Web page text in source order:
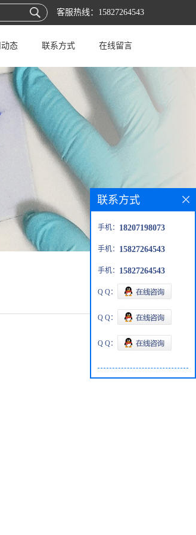
客服热线： 15827264543
态 联系方式 在线留言
联系方式
手机： 18207198073
手机： 15827264543
手机： 15827264543
Q Q：
Q Q：
Q Q：